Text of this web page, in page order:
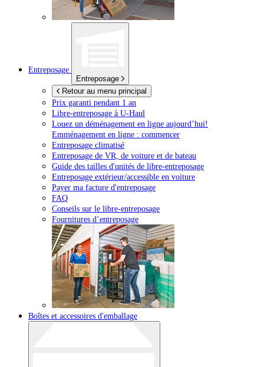
Entreposage
Entreposage
Retour au menu principal
Prix garanti pendant 1 an
Libre-entreposage à U-Haul
Louez un déménagement en ligne aujourd’hui!
Emménagement en ligne : commencer
Entreposage climatisé
Entreposage de VR, de voiture et de bateau
Guide des tailles d'unités de libre-entreposage
Entreposage extérieur/accessible en voiture
Payer ma facture d'entreposage
FAQ
Conseils sur le libre-entreposage
Fournitures d’entreposage
Boîtes et accessoires d'emballage